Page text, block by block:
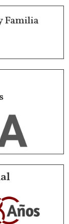
Familia